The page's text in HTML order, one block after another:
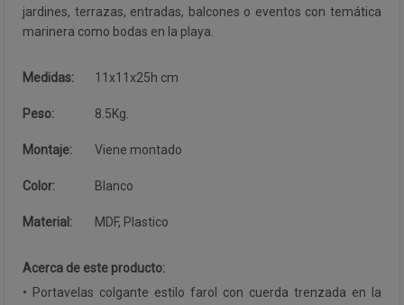
jardines, terrazas, entradas, balcones o eventos con temática
marinera como bodas en la playa.
Medidas: 11x11x25h cm
Peso: 8.5Kg.
Montaje: Viene montado
Color: Blanco
Material: MDF, Plastico
Acerca de este producto:
• Portavelas colgante estilo farol con cuerda trenzada en la